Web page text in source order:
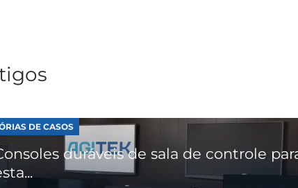
DE CASOS
duráveis de sala de controle